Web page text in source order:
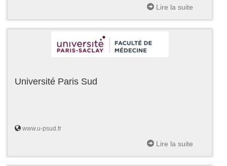
Lire la suite
Université Paris Sud
www.u-psud.fr
Lire la suite